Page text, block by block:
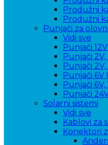
Produžni
Produžni
Punjači za
Vidi sve
Punjači 12V
Punjači 2V,
Punjači 2V,
Punjači 6V
Punjači 6V,
Punjači
Solarni sistemi
Vidi sve
Kablovi za
Konektori